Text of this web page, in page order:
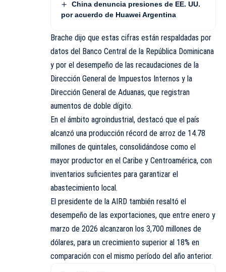
China denuncia presiones de EE. UU.
por acuerdo de Huawei Argentina
Brache dijo que estas cifras están respaldadas por
datos del Banco Central de la República Dominicana
y por el desempeño de las recaudaciones de la
Dirección General de Impuestos Internos y la
Dirección General de Aduanas, que registran
aumentos de doble dígito.
En el ámbito agroindustrial, destacó que el país
alcanzó una producción récord de arroz de 14.78
millones de quintales, consolidándose como el
mayor productor en el Caribe y Centroamérica, con
inventarios suficientes para garantizar el
abastecimiento local.
El presidente de la AIRD también resaltó el
desempeño de las exportaciones, que entre enero y
marzo de 2026 alcanzaron los 3,700 millones de
dólares, para un crecimiento superior al 18% en
comparación con el mismo período del año anterior.